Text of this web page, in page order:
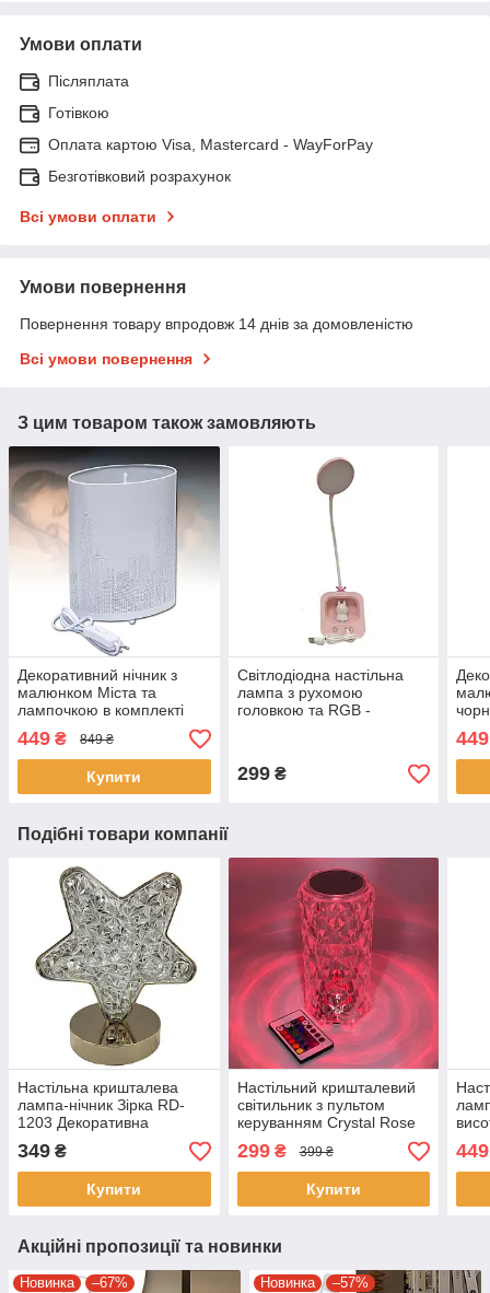
Умови оплати
Післяплата
Готівкою
Оплата картою Visa, Mastercard - WayForPay
Безготівковий розрахунок
Всі умови оплати
Умови повернення
Повернення товару впродовж 14 днів за домовленістю
Всі умови повернення
З цим товаром також замовляють
Декоративний нічник з
малюнком Міста та
лампочкою в комплекті
LED50 T8009 Білий
449 ₴ 849 ₴
Купити
Світлодіодна настільна
лампа з рухомою
головкою та RGB -
DIGAD 1943
299₴
449
Подібні товари компанії
Настільна кришталева
лампа-нічник Зірка RD-
1203 Декоративна
настільна лампа 3 режими
свічення
349 ₴
Купити
Настільний кришталевий
світильник з пультом
керуванням Crystal Rose
настільна лампа
299₴ 399 ₴
Купити
Q07
449
Акційні пропозиції та новинки
Новинка –67% Новинка –57%